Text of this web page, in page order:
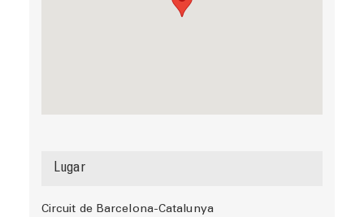
Lugar
Circuit de Barcelona-Catalunya